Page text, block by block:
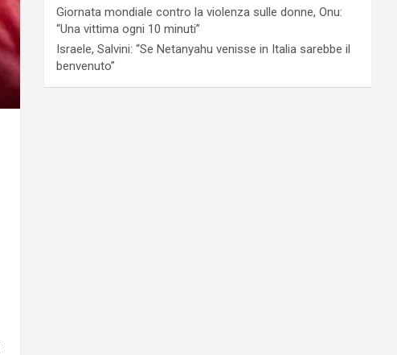
Giornata mondiale contro la violenza sulle donne, Onu:
“Una vittima ogni 10 minuti”
Israele, Salvini: “Se Netanyahu venisse in Italia sarebbe il
benvenuto”